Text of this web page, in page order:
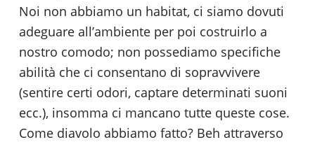
Noi non abbiamo un habitat, ci siamo dovuti
adeguare all’ambiente per poi costruirlo a
nostro comodo; non possediamo specifiche
abilità che ci consentano di sopravvivere
(sentire certi odori, captare determinati suoni
ecc.), insomma ci mancano tutte queste cose.
Come diavolo abbiamo fatto? Beh attraverso